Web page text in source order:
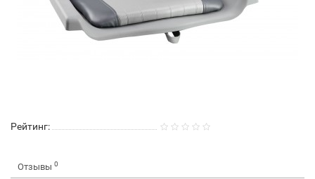
Рейтинг:
Отзывы 0